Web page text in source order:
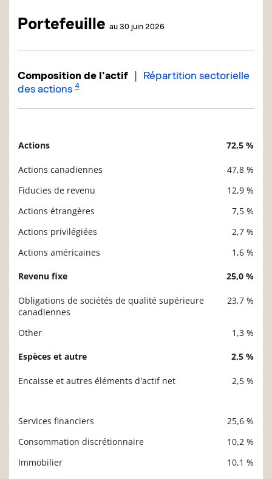
Portefeuille au 30 juin 2026
Composition de l'actif | Répartition sectorielle
des actions 4
Actions 72,5 %
Actions canadiennes
47,8 %
Fiducies de revenu
12,9 %
Actions étrangères
7,5 %
Actions privilégiées
2,7 %
Actions américaines
1,6 %
Revenu fixe 25,0 %
Obligations de sociétés de qualité supérieure
canadiennes
23,7 %
Other 1,3 %
Espèces et autre 2,5 %
Encaisse et autres éléments d'actif net 2,5 %
Services financiers
25,6 %
Consommation discrétionnaire
10,2 %
Immobilier
10,1 %